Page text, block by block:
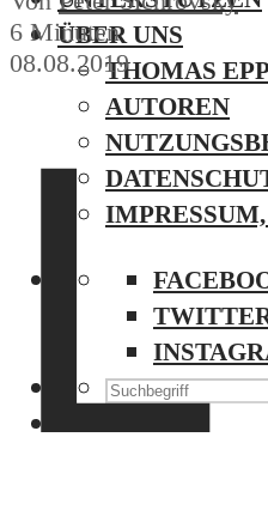
ÜBER UNS
THOMAS
AUTOREN
6 Minuten
08.08.2019
L